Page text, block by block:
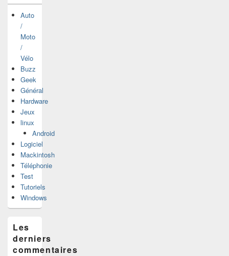
Auto
/
Moto
/
Vélo
Buzz
Geek
Général
Hardware
Jeux
linux
Android
Logiciel
Mackintosh
Téléphonie
Test
Tutoriels
Windows
Les
derniers
commentaires